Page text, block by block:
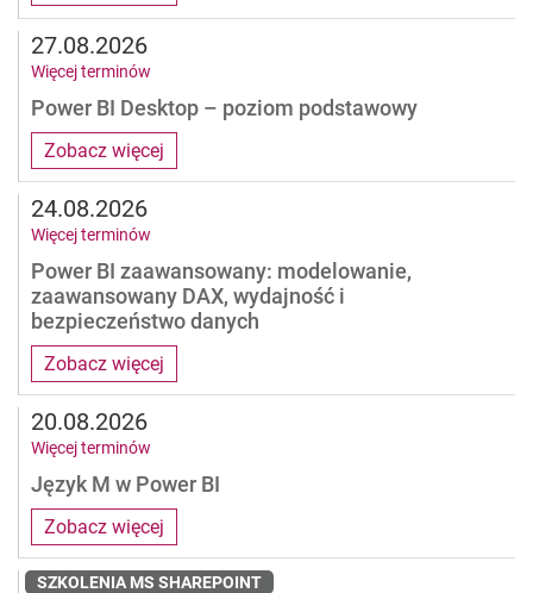
Zobacz więcej
Power BI Desktop – poziom podstawowy
27.08.2026
Więcej terminów
Zobacz więcej
Power BI zaawansowany: modelowanie,
zaawansowany DAX, wydajność i
bezpieczeństwo danych
24.08.2026
Więcej terminów
Zobacz więcej
Język M w Power BI
20.08.2026
Więcej terminów
SZKOLENIA MS SHAREPOINT